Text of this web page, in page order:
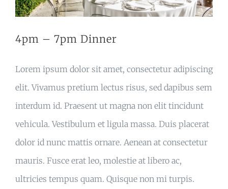
4pm – 7pm Dinner
Lorem ipsum dolor sit amet, consectetur adipiscing
elit. Vivamus pretium lectus risus, sed dapibus sem
interdum id. Praesent ut magna non elit tincidunt
vehicula. Vestibulum et ligula massa. Duis placerat
dolor id nunc mattis ornare. Aenean at consectetur
mauris. Fusce erat leo, molestie at libero ac,
ultricies tempus quam. Quisque non mi turpis.